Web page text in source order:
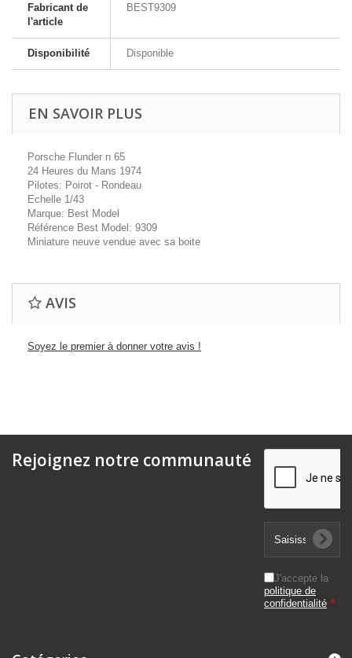
Fabricant de
l'article
BEST9309
Disponibilité Disponible
EN SAVOIR PLUS
Porsche Flunder n 65
24 Heures du Mans 1974
Pilotes: Poirot - Rondeau
Echelle 1/43
Marque: Best Model
Référence Best Model: 9309
Miniature neuve vendue avec sa boite
AVIS
Soyez le premier à donner votre avis !
Rejoignez notre communauté
J'accepte la
politique de
confidentialité *